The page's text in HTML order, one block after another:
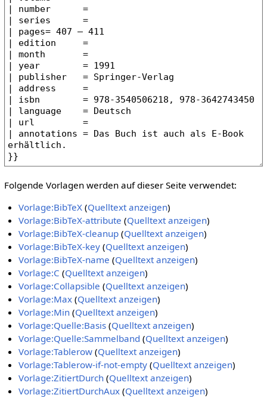
Folgende Vorlagen werden auf dieser Seite verwendet:
Vorlage:BibTeX (Quelltext anzeigen)
Vorlage:BibTeX-attribute (Quelltext anzeigen)
Vorlage:BibTeX-cleanup (Quelltext anzeigen)
Vorlage:BibTeX-key (Quelltext anzeigen)
Vorlage:BibTeX-name (Quelltext anzeigen)
Vorlage:C (Quelltext anzeigen)
Vorlage:Collapsible (Quelltext anzeigen)
Vorlage:Max (Quelltext anzeigen)
Vorlage:Min (Quelltext anzeigen)
Vorlage:Quelle:Basis (Quelltext anzeigen)
Vorlage:Quelle:Sammelband (Quelltext anzeigen)
Vorlage:Tablerow (Quelltext anzeigen)
Vorlage:Tablerow-if-not-empty (Quelltext anzeigen)
Vorlage:ZitiertDurch (Quelltext anzeigen)
Vorlage:ZitiertDurchAux (Quelltext anzeigen)